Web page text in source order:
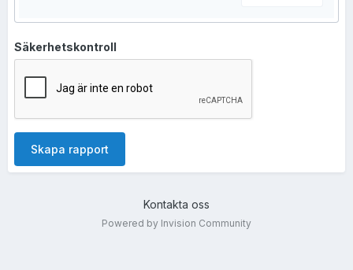
Säkerhetskontroll
Skapa rapport
Kontakta oss
Powered by Invision Community